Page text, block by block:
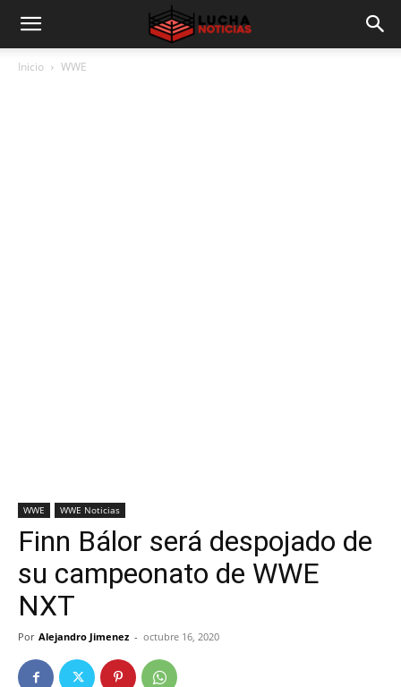
Inicio WWE
WWE WWE Noticias
Finn Bálor será despojado de
su campeonato de WWE
NXT
Por Alejandro Jimenez - octubre 16, 2020